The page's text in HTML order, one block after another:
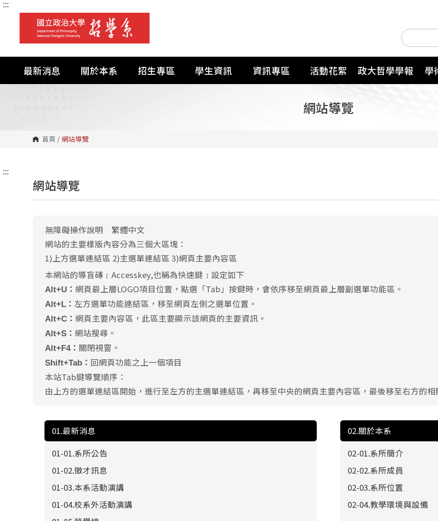
跳
塊
:::
最新消息 關於本系 招生專區 學生資訊 資訊專區 活動花絮 政大哲學學報 學
網站導覽
首頁 / 網站導覽
:::
網站導覽
無障礙操作說明 繁體中文
網站的主要樣版內容分為三個大區塊：
1)上方選單連結區 2)主選單連結區 3)網頁主要內容區
本網站的導盲磚﹝Accesskey,也稱為快速鍵﹞設定如下
Alt+U：網頁最上層LOGO項目位置，點選「Tab」按鍵時，會依序移至網頁最上層副選單功能區。
Alt+L：左方選單功能連結區，移至網頁左側之選單位置。
Alt+C：網頁主要內容區，此區主要顯示該網頁的主要資訊。
Alt+S：網站搜尋。
Alt+F4： 關閉視窗。
Shift+Tab： 回網頁功能之上一個項目
本站Tab鍵導覽順序：
由上方的選單連結區開始，進行至左方的主選單連結區，再移至中央的網頁主要內容區，最後移至右方的
01.最新消息
01-01.系所公告
01-02.徵才訊息
01-03.本系活動演講
01-04.校系外活動演講
02.關於本系
02-01.系所簡介
02-02.系所成員
02-03.系所位置
02-04.教學環境與設備